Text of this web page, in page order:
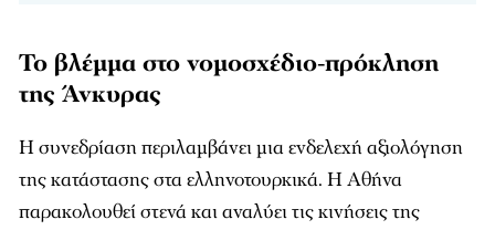
Το βλέμμα στο νομοσχέδιο-πρόκληση
της Άνκυρας
Η συνεδρίαση περιλαμβάνει μια ενδελεχή αξιολόγηση
της κατάστασης στα ελληνοτουρκικά. Η Αθήνα
παρακολουθεί στενά και αναλύει τις κινήσεις της